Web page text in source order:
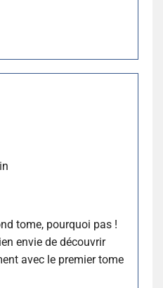
tome, pourquoi pas !
envie de découvrir
avec le premier tome